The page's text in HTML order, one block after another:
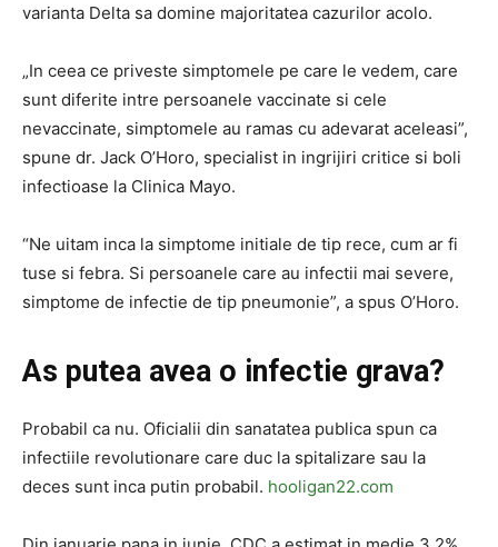
varianta Delta sa domine majoritatea cazurilor acolo.
„In ceea ce priveste simptomele pe care le vedem, care
sunt diferite intre persoanele vaccinate si cele
nevaccinate, simptomele au ramas cu adevarat aceleasi”,
spune dr. Jack O’Horo, specialist in ingrijiri critice si boli
infectioase la Clinica Mayo.
“Ne uitam inca la simptome initiale de tip rece, cum ar fi
tuse si febra. Si persoanele care au infectii mai severe,
simptome de infectie de tip pneumonie”, a spus O’Horo.
As putea avea o infectie grava?
Probabil ca nu. Oficialii din sanatatea publica spun ca
infectiile revolutionare care duc la spitalizare sau la
deces sunt inca putin probabil. hooligan22.com